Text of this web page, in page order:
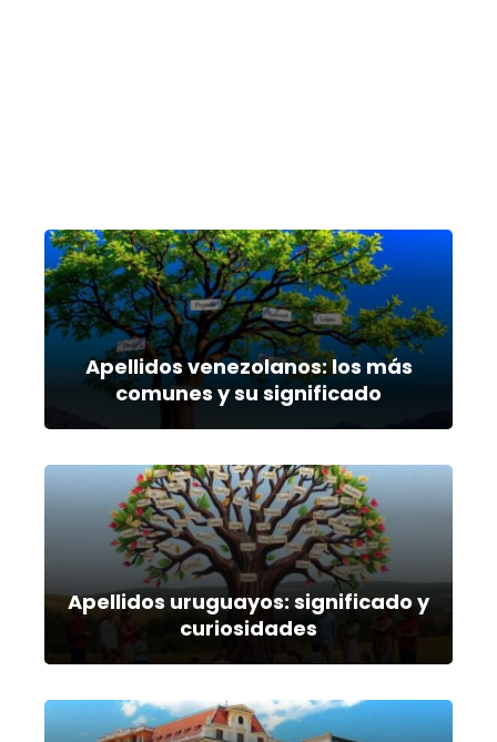
Apellidos venezolanos: los más
comunes y su significado
Apellidos uruguayos: significado y
curiosidades